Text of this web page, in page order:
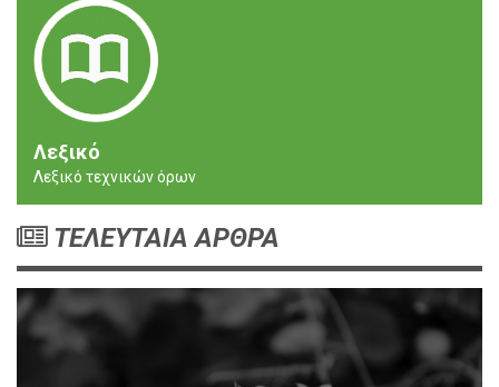
Λεξικό
Λεξικό τεχνικών όρων
ΤΕΛΕΥΤΑΙΑ ΑΡΘΡΑ